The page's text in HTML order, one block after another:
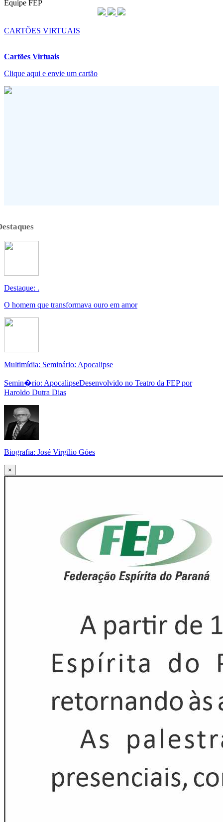
Equipe FEP
CARTÕES VIRTUAIS
Cartões Virtuais
Clique aqui e envie um cartão
Destaque: .
O homem que transformava ouro em amor
Multimídia: Seminário: Apocalipse
Semin�rio: ApocalipseDesenvolvido no Teatro da FEP por
Haroldo Dutra Dias
Biografia: José Virgílio Góes
×